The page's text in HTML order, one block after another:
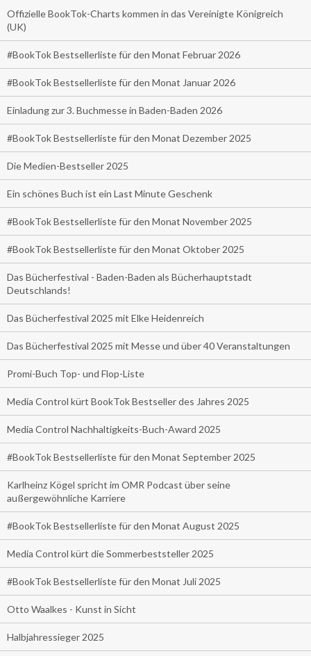
Offizielle BookTok-Charts kommen in das Vereinigte Königreich
(UK)
#BookTok Bestsellerliste für den Monat Februar 2026
#BookTok Bestsellerliste für den Monat Januar 2026
Einladung zur 3. Buchmesse in Baden-Baden 2026
#BookTok Bestsellerliste für den Monat Dezember 2025
Die Medien-Bestseller 2025
Ein schönes Buch ist ein Last Minute Geschenk
#BookTok Bestsellerliste für den Monat November 2025
#BookTok Bestsellerliste für den Monat Oktober 2025
Das Bücherfestival - Baden-Baden als Bücherhauptstadt
Deutschlands!
Das Bücherfestival 2025 mit Elke Heidenreich
Das Bücherfestival 2025 mit Messe und über 40 Veranstaltungen
Promi-Buch Top- und Flop-Liste
Media Control kürt BookTok Bestseller des Jahres 2025
Media Control Nachhaltigkeits-Buch-Award 2025
#BookTok Bestsellerliste für den Monat September 2025
Karlheinz Kögel spricht im OMR Podcast über seine
außergewöhnliche Karriere
#BookTok Bestsellerliste für den Monat August 2025
Media Control kürt die Sommerbeststeller 2025
#BookTok Bestsellerliste für den Monat Juli 2025
Otto Waalkes - Kunst in Sicht
Halbjahressieger 2025